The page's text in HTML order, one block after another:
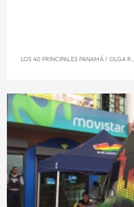
LOS 40 PRINCIPALES PANAMÁ/ OLGA REYNA